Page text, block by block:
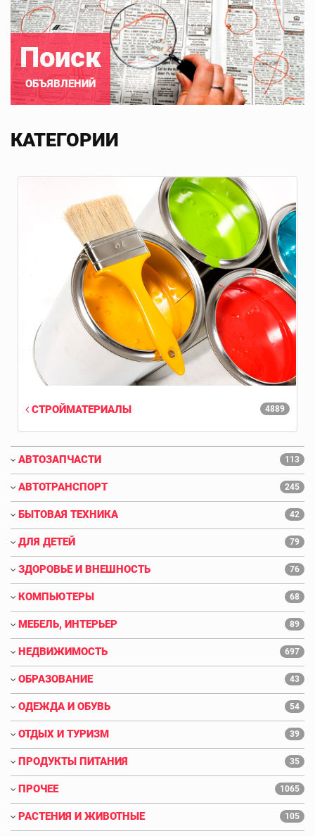
Поиск
ОБЪЯВЛЕНИЙ
КАТЕГОРИИ
4889
СТРОЙМАТЕРИАЛЫ
АВТОЗАПЧАСТИ 113
АВТОТРАНСПОРТ 245
БЫТОВАЯ ТЕХНИКА 42
ДЛЯ ДЕТЕЙ 79
ЗДОРОВЬЕ И ВНЕШНОСТЬ 76
КОМПЬЮТЕРЫ 68
МЕБЕЛЬ, ИНТЕРЬЕР 89
НЕДВИЖИМОСТЬ 697
ОБРАЗОВАНИЕ 43
ОДЕЖДА И ОБУВЬ 54
ОТДЫХ И ТУРИЗМ 39
ПРОДУКТЫ ПИТАНИЯ 35
ПРОЧЕЕ 1065
РАСТЕНИЯ И ЖИВОТНЫЕ 105